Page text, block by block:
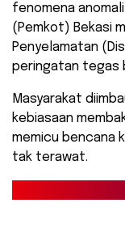
fenomena
(Pemkot) Bekasi
Penyelamatan
peringatan tegas
Masyarakat
kebiasaan
memicu bencana
tak terawat.